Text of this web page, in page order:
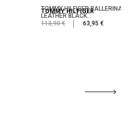
TOMMY HILFIGER
TOMMY HILFIGER BALLERINA
LEATHER BLACK...
113,90 €
63,95 €